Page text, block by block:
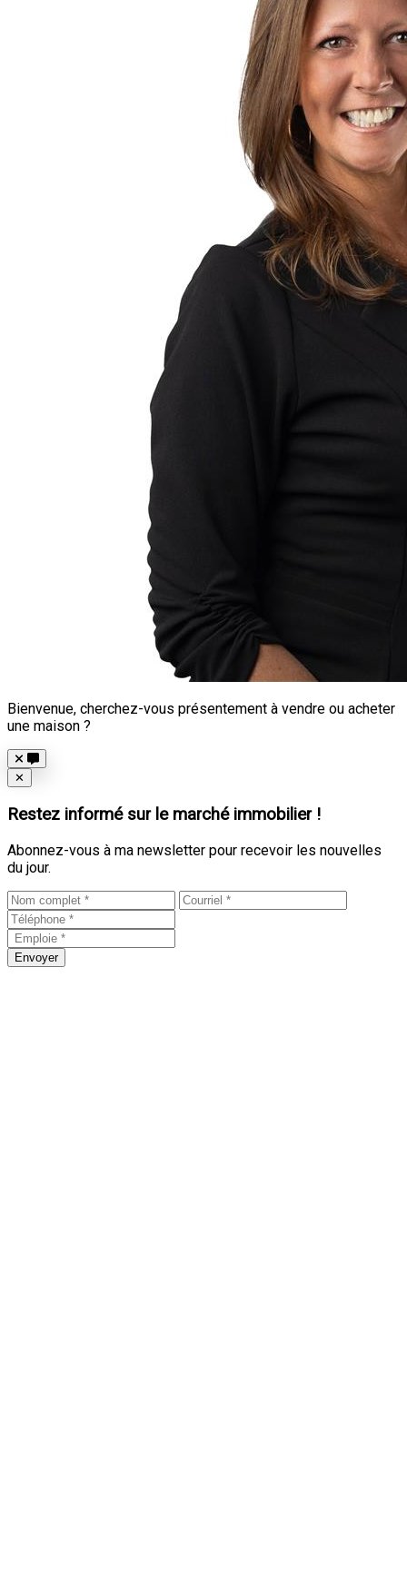
Bienvenue, cherchez-vous présentement à vendre ou acheter
une maison ?
Close
✕
Restez informé sur le marché immobilier !
Abonnez-vous à ma newsletter pour recevoir les nouvelles
du jour.
Envoyer